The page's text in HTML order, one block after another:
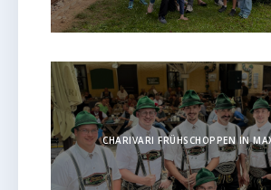
CHARIVARI FRÜHSCHOPPEN IN